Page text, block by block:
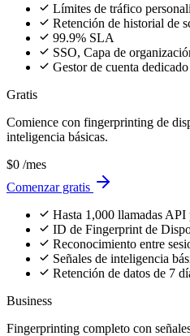
Límites de tráfico
Retención de historial de
99.9% SLA
SSO, Capa de
Gestor de cuenta dedicado
Gratis
Comience con fingerprinting de
inteligencia básicas.
$0 /mes
Comenzar gratis
Hasta 1,000 llamadas API
ID de Fingerprint de
Reconocimiento entre
Señales de inteligencia
Retención de datos de 7
Business
Fingerprinting completo con